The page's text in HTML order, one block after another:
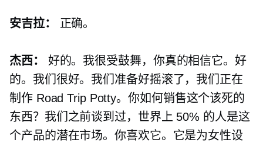
安吉拉： 正确。
杰西：
好的。我很受鼓舞，你真的相信它。好
的。我们很好。我们准备好摇滚了，我们正在
制作 Road Trip Potty。你如何销售这个该死的
东西？我们之前谈到过，世界上 50% 的人是这
个产品的潜在市场。你喜欢它。它是为女性设